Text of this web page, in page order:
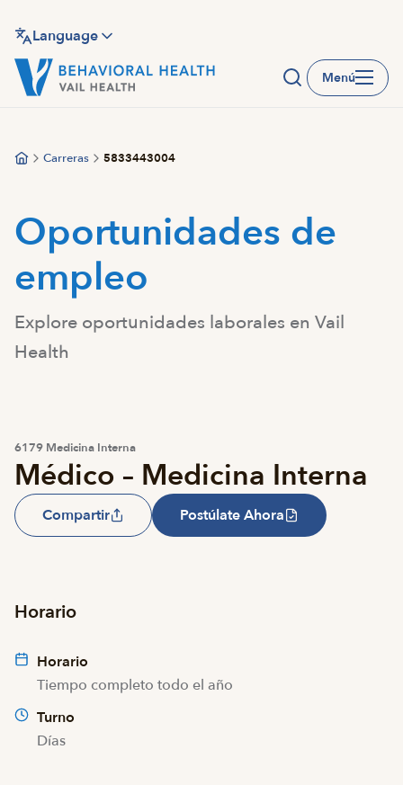
contenido
principal
Language
Menú
Carreras 5833443004
Oportunidades de
empleo
Explore oportunidades laborales en Vail
Health
6179 Medicina Interna
Médico – Medicina Interna
Compartir Postúlate Ahora
Horario
Horario
Tiempo completo todo el año
Turno
Días